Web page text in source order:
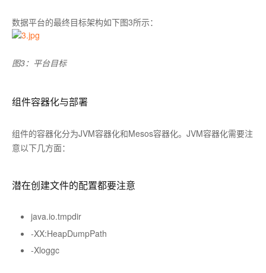
数据平台的最终目标架构如下图3所示：
图3：平台目标
组件容器化与部署
组件的容器化分为JVM容器化和Mesos容器化。JVM容器化需要注
意以下几方面：
潜在创建文件的配置都要注意
java.io.tmpdir
-XX:HeapDumpPath
-Xloggc